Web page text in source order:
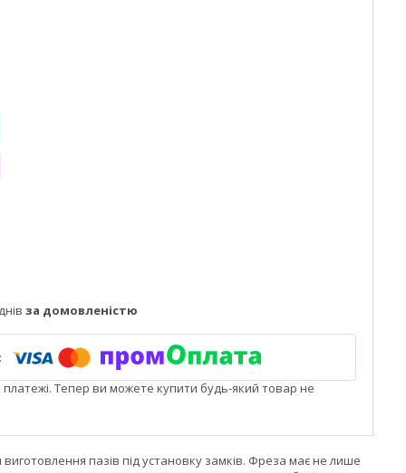
за домовленістю
платежі. Тепер ви можете купити будь-який товар не
пазів під установку замків. Фреза має не лише